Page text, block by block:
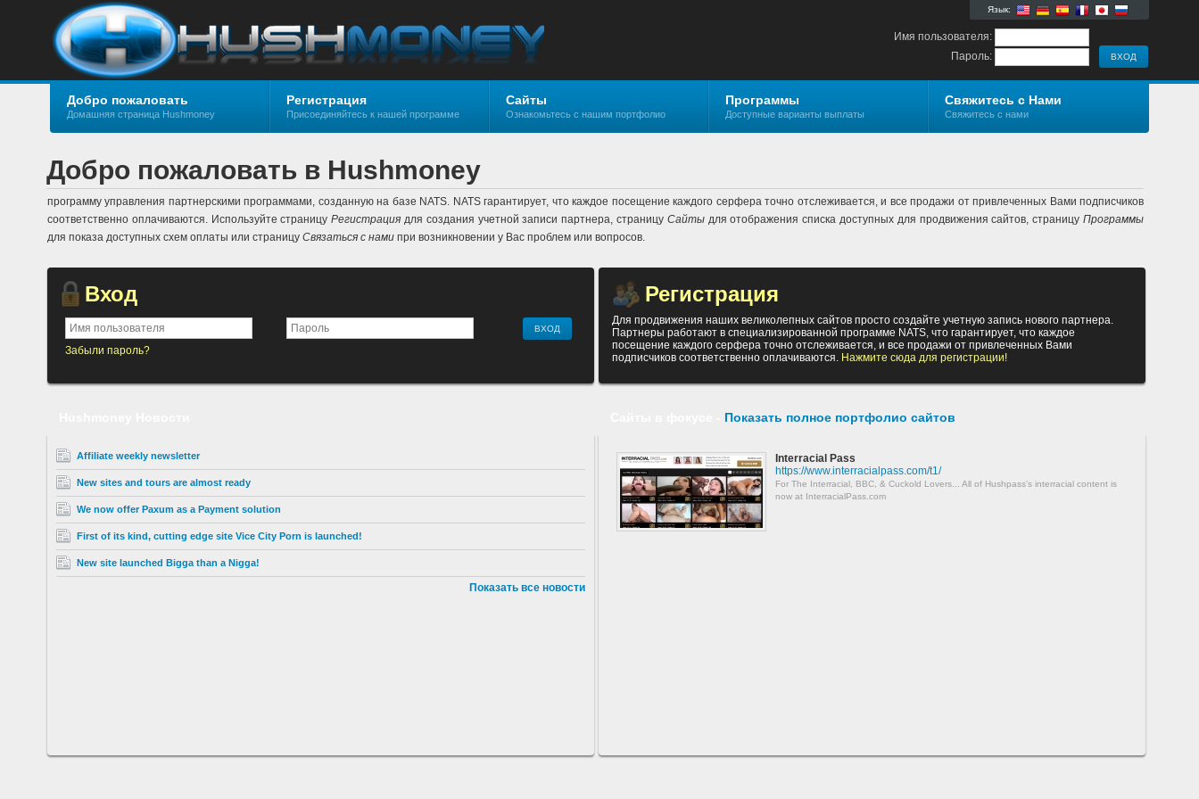
Язык:
Имя пользователя:
Пароль:
Добро пожаловать
Домашняя страница Hushmoney
Регистрация
Присоединяйтесь к нашей программе
Сайты
Ознакомьтесь с нашим портфолио
Программы
Доступные варианты выплаты
Свяжитесь с Нами
Свяжитесь с нами
Добро пожаловать в Hushmoney
программу управления партнерскими программами, созданную на базе NATS. NATS гарантирует, что каждое посещение каждого серфера точно отслеживается, и все продажи от привлеченных Вами подписчиков
соответственно оплачиваются. Используйте страницуРегистрация для создания учетной записи партнера, страницу Сайтыдля отображения списка доступных для продвижения сайтов, страницуПрограммы
для показа доступных схем оплаты или страницу Связаться с нами при возникновении у Вас проблем или вопросов.
Вход
Забыли пароль?
Регистрация
Для продвижения наших великолепных сайтов просто создайте учетную запись нового партнера.
Партнеры работают в специализированной программе NATS, что гарантирует, что каждое
посещение каждого серфера точно отслеживается, и все продажи от привлеченных Вами
подписчиков соответственно оплачиваются. Нажмите сюда для регистрации!
Affiliate weekly newsletter
New sites and tours are almost ready
We now offer Paxum as a Payment solution
First of its kind, cutting edge site Vice City Porn is launched!
New site launched Bigga than a Nigga!
Показать все новости
Показать полное портфолио сайтов
Interracial Pass
https://www.interracialpass.com/t1/
For The Interracial, BBC, & Cuckold Lovers... All of Hushpass's interracial content is
now at InterracialPass.com